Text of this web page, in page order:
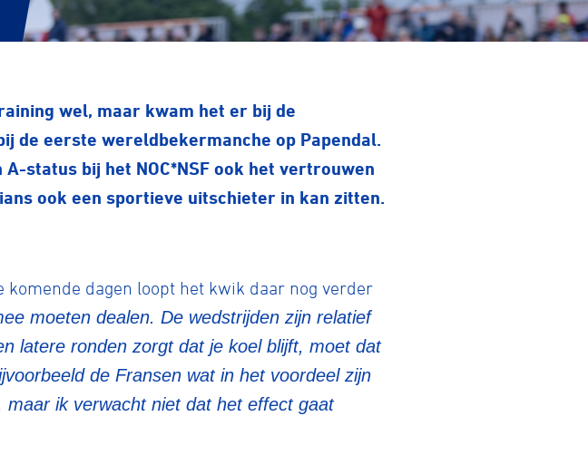
wel, maar kwam het er bij de
de eerste wereldbekermanche op Papendal.
status bij het NOC*NSF ook het vertrouwen
ook een sportieve uitschieter in kan zitten.
dagen loopt het kwik daar nog verder
moeten dealen. De wedstrijden zijn relatief
latere ronden zorgt dat je koel blijft, moet dat
de Fransen wat in het voordeel zijn
ik verwacht niet dat het effect gaat